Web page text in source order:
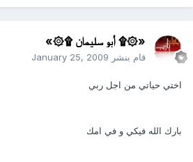
«۞۩ أبو سليمان ۩۞»
قام بنشر January 25, 2009
اختي حياتي من اجل ربي
بارك الله فيكي و في امك